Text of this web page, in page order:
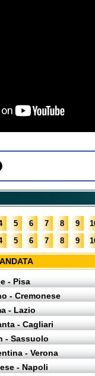
5 6 7 8 9
5 6 7 8 9
- Pisa
- Cremonese
- Lazio
- Cagliari
- Sassuolo
- Verona
- Napoli